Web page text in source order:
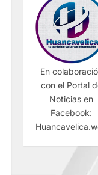
En
con el Portal
Noticias en
Facebook: